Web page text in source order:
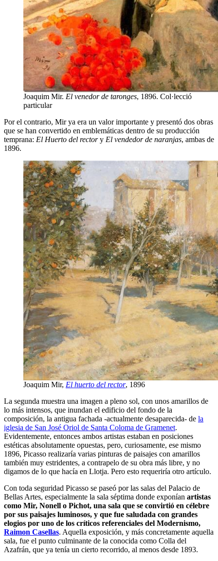
Joaquim Mir. El venedor de taronges, 1896. Col·lecció
particular
Por el contrario, Mir ya era un valor importante y presentó dos obras
que se han convertido en emblemáticas dentro de su producción
temprana: El Huerto del rectory El vendedor de naranjas, ambas de
1896.
Joaquim Mir, El huerto del rector, 1896
La segunda muestra una imagen a pleno sol, con unos amarillos de
lo más intensos, que inundan el edificio del fondo de la
composición, la antigua fachada -actualmente desaparecida- de la
iglesia de San José Oriol de Santa Coloma de Gramenet.
Evidentemente, entonces ambos artistas estaban en posiciones
estéticas absolutamente opuestas, pero, curiosamente, ese mismo
1896, Picasso realizaría varias pinturas de paisajes con amarillos
también muy estridentes, a contrapelo de su obra más libre, y no
digamos de lo que hacía en Llotja. Pero esto requeriría otro artículo.
Con toda seguridad Picasso se paseó por las salas del Palacio de
Bellas Artes, especialmente la sala séptima donde exponían artistas
como Mir, Nonell o Pichot, una sala que se convirtió en célebre
por sus paisajes luminosos, y que fue saludada con grandes
elogios por uno de los críticos referenciales del Modernismo,
Raimon Casellas. Aquella exposición, y más concretamente aquella
sala, fue el punto culminante de la conocida como Colla del
Azafrán, que ya tenía un cierto recorrido, al menos desde 1893.